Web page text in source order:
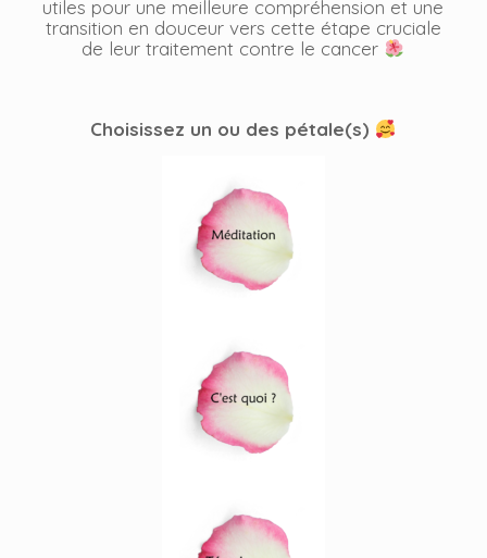
utiles pour une meilleure compréhension et une
transition en douceur vers cette étape cruciale
de leur traitement contre le cancer
Choisissez un ou des pétale(s)